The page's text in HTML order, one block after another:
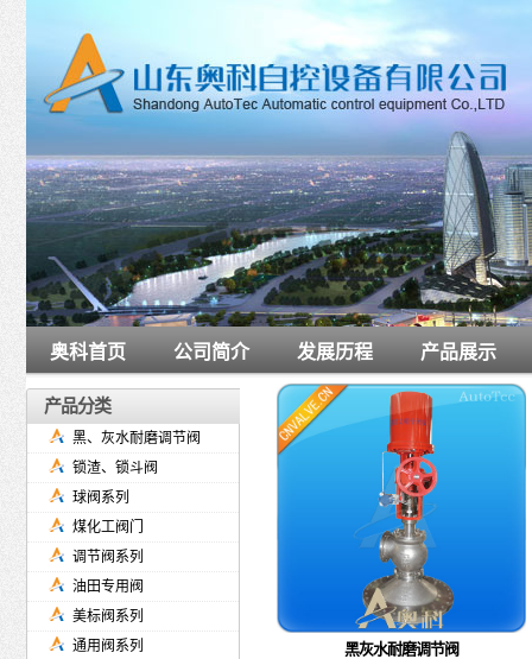
奥科首页 公司简介 发展历程 产品展示
黑灰水耐磨调节阀
产品分类
黑、灰水耐磨调节阀
锁渣、锁斗阀
球阀系列
煤化工阀门
调节阀系列
油田专用阀
美标阀系列
通用阀系列